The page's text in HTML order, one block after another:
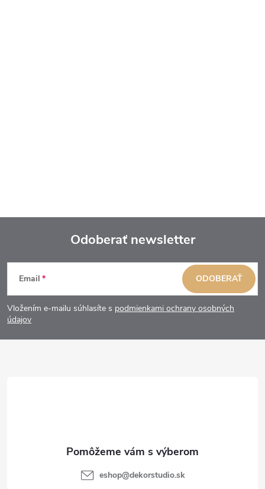
Z
á
p
Odoberať newsletter
Email
Vložením e-mailu súhlasíte s podmienkami ochrany osobných
údajov
ODOBERAŤ
eshop@dekorstudio.sk